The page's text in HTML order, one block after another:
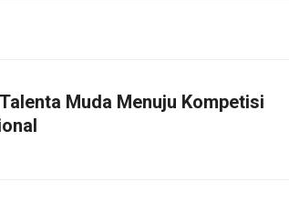
Muda Menuju Kompetisi